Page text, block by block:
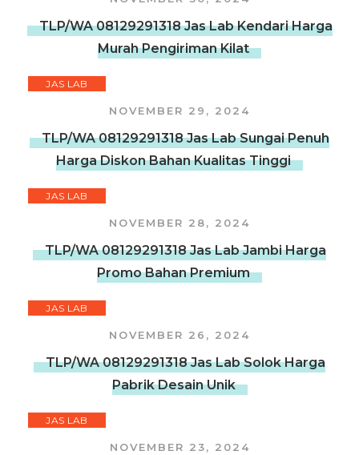
TLP/WA 08129291318 Jas Lab Kendari Harga
Murah Pengiriman Kilat
JAS LAB
NOVEMBER 29, 2024
TLP/WA 08129291318 Jas Lab Sungai Penuh
Harga Diskon Bahan Kualitas Tinggi
JAS LAB
NOVEMBER 28, 2024
TLP/WA 08129291318 Jas Lab Jambi Harga
Promo Bahan Premium
JAS LAB
NOVEMBER 26, 2024
TLP/WA 08129291318 Jas Lab Solok Harga
Pabrik Desain Unik
JAS LAB
NOVEMBER 23, 2024